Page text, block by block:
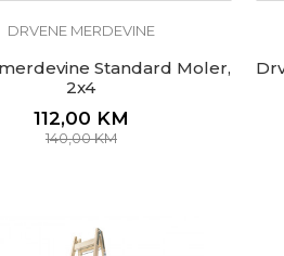
DRVENE MERDEVINE
Standard Moler,
2x4
112,00 KM
140,00KM